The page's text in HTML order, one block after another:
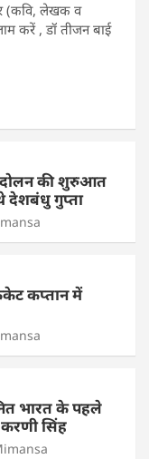
(कवि, लेखक व
करें , डॉ तीजन बाई
की शुरुआत
देशबंधु गुप्ता
कप्तान में
भारत के पहले
करणी सिंह